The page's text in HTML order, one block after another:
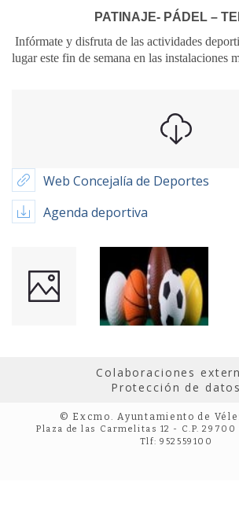
PATINAJE- PÁDEL –
Infórmate y disfruta de las actividades
lugar este fin de semana en las instalaciones
Web Concejalía de Deportes
Agenda deportiva
Colaboraciones
Protección de datos
© Excmo. Ayuntamiento de
Plaza de las Carmelitas 12 - C.P.
Tlf: 952559100